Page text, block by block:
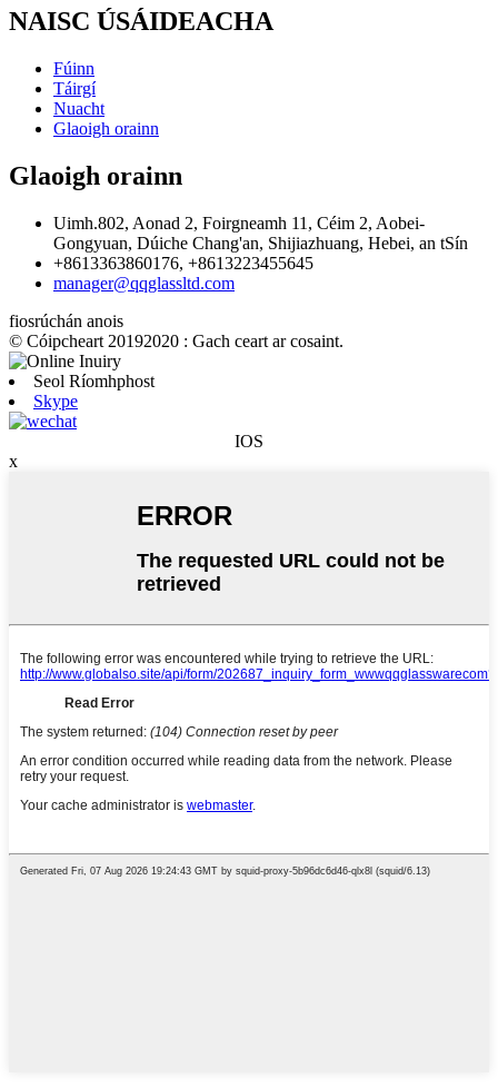
NAISC ÚSÁIDEACHA
Fúinn
Táirgí
Nuacht
Glaoigh orainn
Glaoigh orainn
Uimh.802, Aonad 2, Foirgneamh 11, Céim 2, Aobei-
Gongyuan, Dúiche Chang'an, Shijiazhuang, Hebei, an tSín
+8613363860176, +8613223455645
manager@qqglassltd.com
fiosrúchán anois
© Cóipcheart 20192020 : Gach ceart ar cosaint.
Seol Ríomhphost
Skype
IOS
x